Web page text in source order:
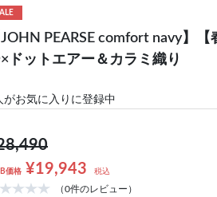
JOHN PEARSE comfort navy】
ドットエアー＆カラミ織り
がお気に入りに登録中
価格 ¥19,943 税込
（0件のレビュー）